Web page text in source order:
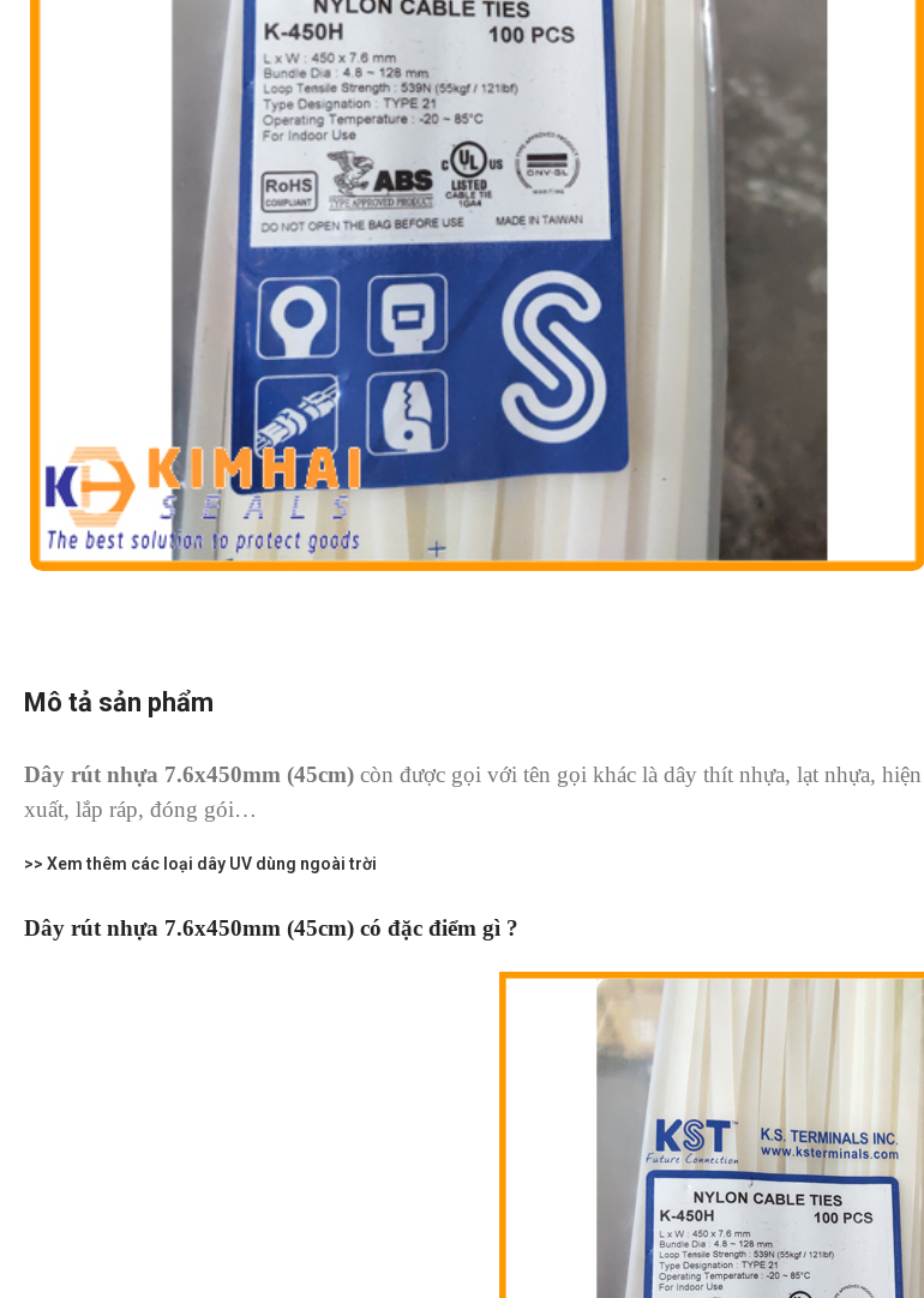
Mô tả sản phẩm
Dây rút nhựa 7.6x450mm (45cm) còn được gọi với tên gọi khác là dây thít nhựa, lạt nhựa,
xuất, lắp ráp, đóng gói…
>> Xem thêm các loại dây UV dùng ngoài trời
Dây rút nhựa 7.6x450mm (45cm) có đặc điểm gì ?